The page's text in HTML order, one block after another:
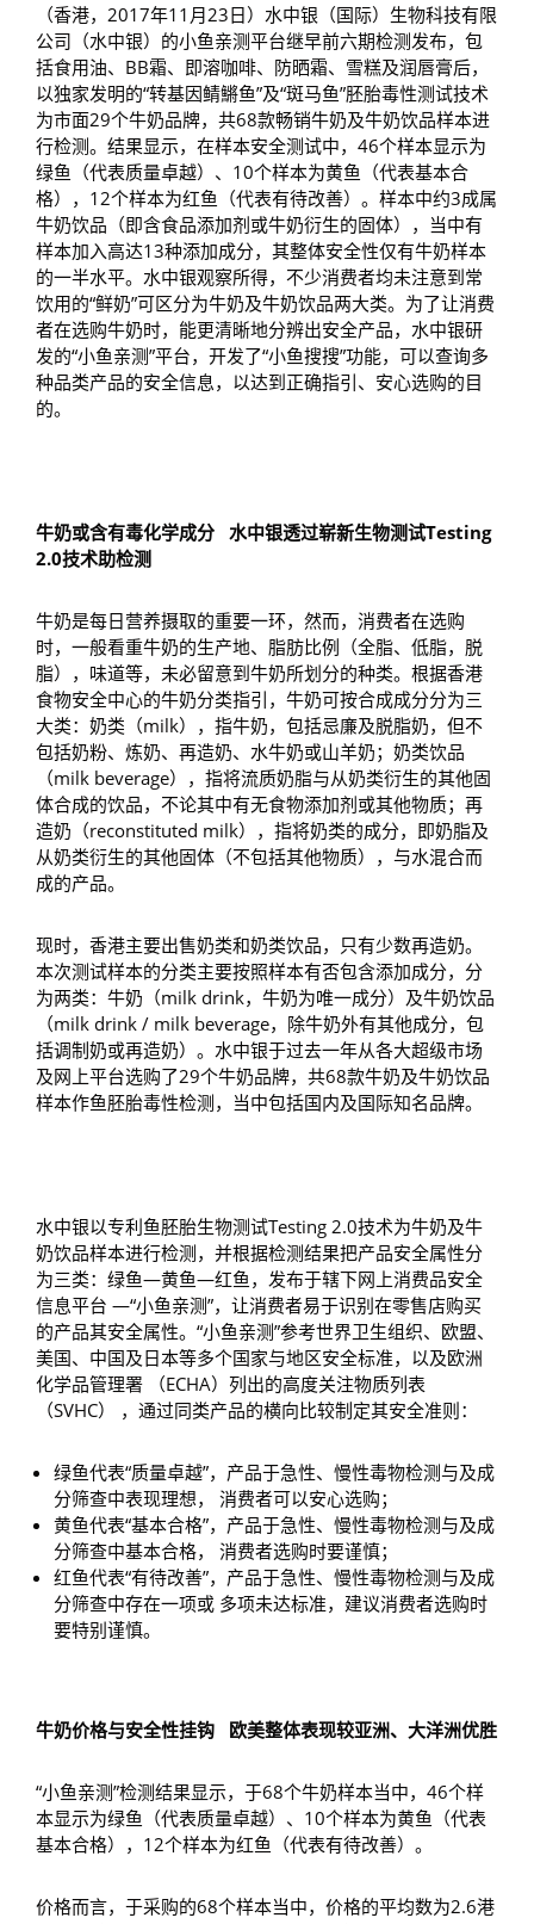
（香港，2017年11月23日）水中银（国际）生物科技有限
公司（水中银）的小鱼亲测平台继早前六期检测发布，包
括食用油、BB霜、即溶咖啡、防晒霜、雪糕及润唇膏后，
以独家发明的“转基因鲭鱂鱼”及“斑马鱼”胚胎毒性测试技术
为市面29个牛奶品牌，共68款畅销牛奶及牛奶饮品样本进
行检测。结果显示，在样本安全测试中，46个样本显示为
绿鱼（代表质量卓越）、10个样本为黄鱼（代表基本合
格），12个样本为红鱼（代表有待改善）。样本中约3成属
牛奶饮品（即含食品添加剂或牛奶衍生的固体），当中有
样本加入高达13种添加成分，其整体安全性仅有牛奶样本
的一半水平。水中银观察所得，不少消费者均未注意到常
饮用的“鲜奶”可区分为牛奶及牛奶饮品两大类。为了让消费
者在选购牛奶时，能更清晰地分辨出安全产品，水中银研
发的“小鱼亲测”平台，开发了“小鱼搜搜”功能，可以查询多
种品类产品的安全信息，以达到正确指引、安心选购的目
的。
牛奶或含有毒化学成分 水中银透过崭新生物测试Testing
2.0技术助检测
牛奶是每日营养摄取的重要一环，然而，消费者在选购
时，一般看重牛奶的生产地、脂肪比例（全脂、低脂，脱
脂），味道等，未必留意到牛奶所划分的种类。根据香港
食物安全中心的牛奶分类指引，牛奶可按合成成分分为三
大类：奶类（milk），指牛奶，包括忌廉及脱脂奶，但不
包括奶粉、炼奶、再造奶、水牛奶或山羊奶；奶类饮品
（milk beverage），指将流质奶脂与从奶类衍生的其他固
体合成的饮品，不论其中有无食物添加剂或其他物质；再
造奶（reconstituted milk），指将奶类的成分，即奶脂及
从奶类衍生的其他固体（不包括其他物质），与水混合而
成的产品。
现时，香港主要出售奶类和奶类饮品，只有少数再造奶。
本次测试样本的分类主要按照样本有否包含添加成分，分
为两类：牛奶（milk drink，牛奶为唯一成分）及牛奶饮品
（milk drink / milk beverage，除牛奶外有其他成分，包
括调制奶或再造奶）。水中银于过去一年从各大超级市场
及网上平台选购了29个牛奶品牌，共68款牛奶及牛奶饮品
样本作鱼胚胎毒性检测，当中包括国内及国际知名品牌。
水中银以专利鱼胚胎生物测试Testing 2.0技术为牛奶及牛
奶饮品样本进行检测，并根据检测结果把产品安全属性分
为三类：绿鱼—黄鱼—红鱼，发布于辖下网上消费品安全
信息平台 —“小鱼亲测”，让消费者易于识别在零售店购买
的产品其安全属性。“小鱼亲测”参考世界卫生组织、欧盟、
美国、中国及日本等多个国家与地区安全标准，以及欧洲
化学品管理署 （ECHA）列出的高度关注物质列表
（SVHC） ，通过同类产品的横向比较制定其安全准则：
绿鱼代表“质量卓越”，产品于急性、慢性毒物检测与及成
分筛查中表现理想， 消费者可以安心选购；
黄鱼代表“基本合格”，产品于急性、慢性毒物检测与及成
分筛查中基本合格， 消费者选购时要谨慎；
红鱼代表“有待改善”，产品于急性、慢性毒物检测与及成
分筛查中存在一项或 多项未达标准，建议消费者选购时
要特别谨慎。
牛奶价格与安全性挂钩 欧美整体表现较亚洲、大洋洲优胜
“小鱼亲测”检测结果显示，于68个牛奶样本当中，46个样
本显示为绿鱼（代表质量卓越）、10个样本为黄鱼（代表
基本合格），12个样本为红鱼（代表有待改善）。
价格而言，于采购的68个样本当中，价格的平均数为2.6港